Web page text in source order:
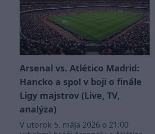
Arsenal vs. Atlético Madrid:
Hancko a spol v boji o finále
Ligy majstrov (Live, TV,
analýza)
V utorok 5. mája 2026 o 21:00